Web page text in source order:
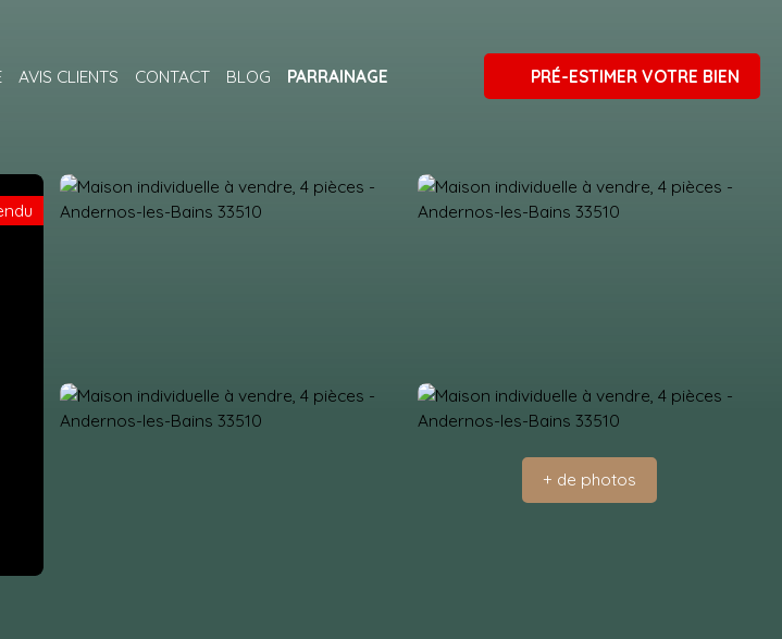
AVIS CLIENTS CONTACT BLOG PARRAINAGE PRÉ-ESTIMER VOTRE BIEN
+ de photos